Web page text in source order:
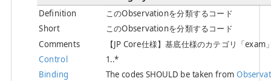
Definition
このObservationを分類するコード
Short
このObservationを分類するコード
Comments
【JP Core仕様】基底仕様のカテゴリ「exam
Control
1..*
Binding
The codes SHOULD be taken from